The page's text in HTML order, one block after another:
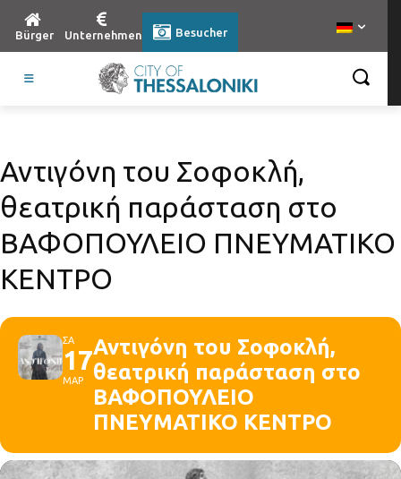
Bürger Unternehmen Besucher
Αντιγόνη του Σοφοκλή,
θεατρική παράσταση στο
ΒΑΦΟΠΟΥΛΕΙΟ ΠΝΕΥΜΑΤΙΚΟ
ΚΕΝΤΡΟ
ΣΑ
17
ΜΑΡ
Αντιγόνη του Σοφοκλή,
θεατρική παράσταση στο
ΒΑΦΟΠΟΥΛΕΙΟ
ΠΝΕΥΜΑΤΙΚΟ ΚΕΝΤΡΟ